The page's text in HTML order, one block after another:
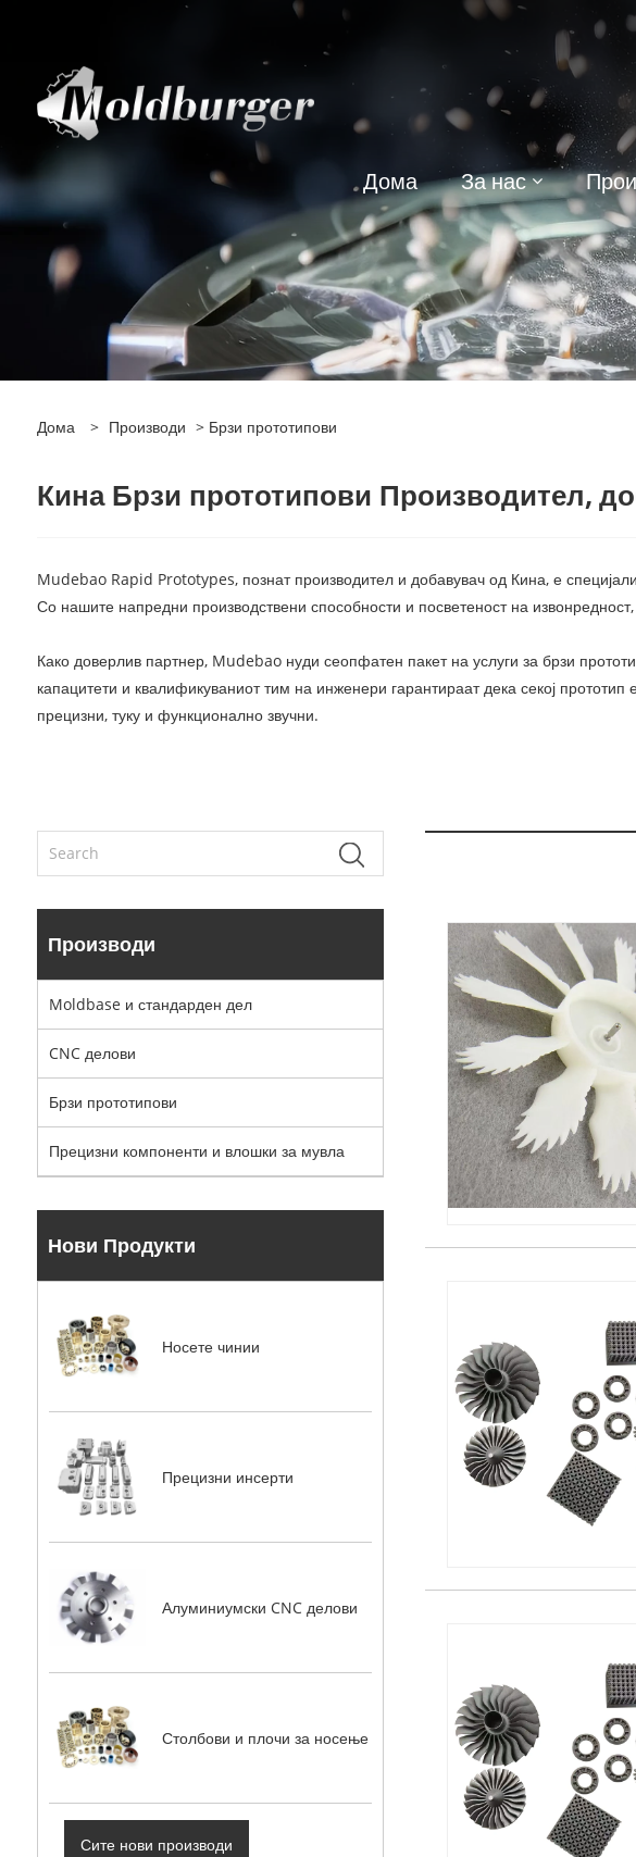
Дома За нас
Дома > Производи > Брзи прототипови
Кина Брзи прототипови Производител,
Mudebao Rapid Prototypes, познат производител и добавувач од Кина, е
Со нашите напредни производствени способности и посветеност на
Како доверлив партнер, Mudebao нуди сеопфатен пакет на услуги за брзи
капацитети и квалификуваниот тим на инженери гарантираат дека секој
прецизни, туку и функционално звучни.
Производи
Moldbase и стандарден дел
CNC делови
Брзи прототипови
Прецизни компоненти и влошки за мувла
Нови Продукти
Носете чинии
Прецизни инсерти
Алуминиумски CNC делови
Столбови и плочи за носење
Сите нови производи